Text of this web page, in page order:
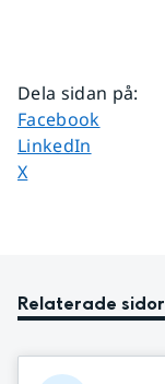
Dela sidan på:
Dela sidan på
Facebook
Dela sidan på
LinkedIn
Dela sidan på
X
Relaterade sidor